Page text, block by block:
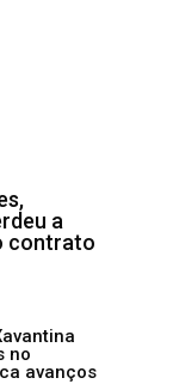
a
contrato
no
avanços